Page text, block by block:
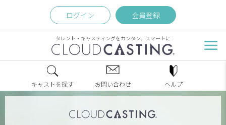
ログイン 会員登録
タレント・キャスティングをカンタン、スマートに
キャストを探す お問い合わせ ヘルプ